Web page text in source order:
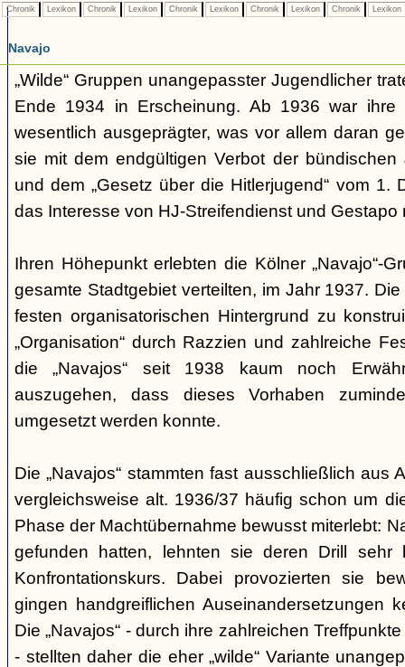
Chronik Lexikon Chronik Lexikon Chronik Lexikon Chronik Lexikon Chronik Lexikon
Navajo
„Wilde“ Gruppen unangepasster Jugendlicher
Ende 1934 in Erscheinung. Ab 1936 war ihre
wesentlich ausgeprägter, was vor allem daran
sie mit dem endgültigen Verbot der
und dem „Gesetz über die Hitlerjugend“ vom 1.
das Interesse von HJ-Streifendienst und Gestapo
Ihren Höhepunkt erlebten die Kölner „Navajo“-
gesamte Stadtgebiet verteilten, im Jahr 1937.
festen organisatorischen Hintergrund zu
„Organisation“ durch Razzien und zahlreiche
die „Navajos“ seit 1938 kaum noch
auszugehen, dass dieses Vorhaben
umgesetzt werden konnte.
Die „Navajos“ stammten fast ausschließlich aus
vergleichsweise alt. 1936/37 häufig schon um
Phase der Machtübernahme bewusst miterlebt:
gefunden hatten, lehnten sie deren Drill
Konfrontationskurs. Dabei provozierten sie
gingen handgreiflichen Auseinandersetzungen
Die „Navajos“ - durch ihre zahlreichen
- stellten daher die eher „wilde“ Variante